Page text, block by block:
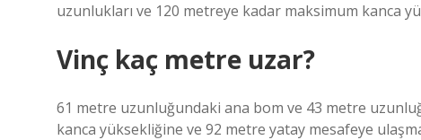
uzunlukları ve 120 metreye kadar maksimum kanca
Vinç kaç metre uzar?
61 metre uzunluğundaki ana bom ve 43 metre
kanca yüksekliğine ve 92 metre yatay mesafeye